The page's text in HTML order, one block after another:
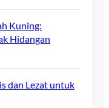
Kuning:
Hidangan
dan Lezat untuk